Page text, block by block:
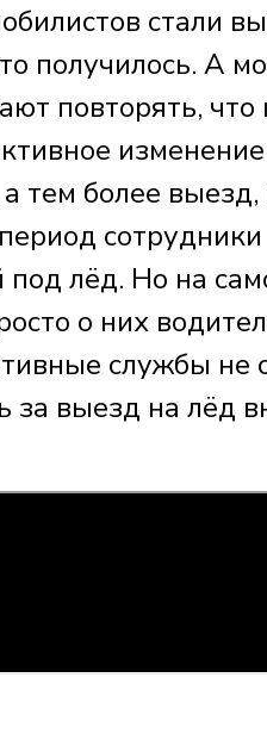
стали
получилось. А
повторять, что
тем более
под лёд. Но на
о них
службы не
за выезд на лёд